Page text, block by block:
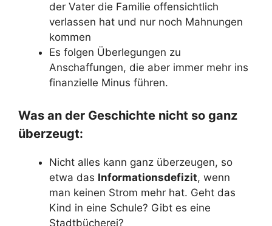
der Vater die Familie offensichtlich
verlassen hat und nur noch Mahnungen
kommen
Es folgen Überlegungen zu
Anschaffungen, die aber immer mehr ins
finanzielle Minus führen.
Was an der Geschichte nicht so ganz
überzeugt:
Nicht alles kann ganz überzeugen, so
etwa das Informationsdefizit, wenn
man keinen Strom mehr hat. Geht das
Kind in eine Schule? Gibt es eine
Stadtbücherei?